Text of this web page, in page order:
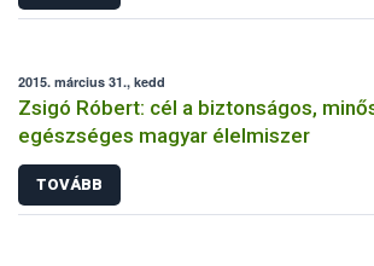
2015. március 31., kedd
Zsigó Róbert: cél a biztonságos,
egészséges magyar élelmiszer
TOVÁBB